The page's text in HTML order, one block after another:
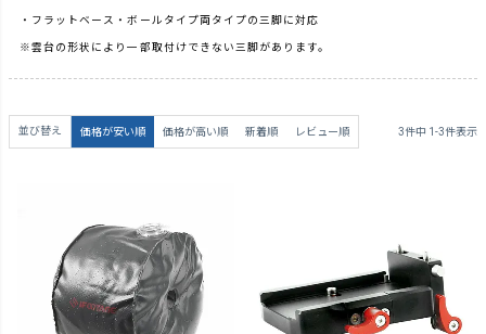
・フラットベース・ボールタイプ両タイプの三脚に対応
※雲台の形状により一部取付けできない三脚があります。
並び替え 価格が安い順 価格が高い順 新着順 レビュー順 3件中 1 -3件表示